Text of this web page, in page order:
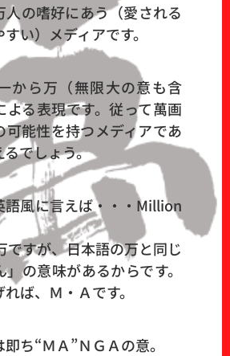
人の嗜好にあう（愛される
い）メディアです。
から万（無限大の意も含
よる表現です。従って萬画
可能性を持つメディアであ
るでしょう。
語風に言えば・・・Million
すが、日本語の万と同じ
の意味があるからです。
ば、Ｍ・Ａです。
ち“ＭＡ”ＮＧＡの意。